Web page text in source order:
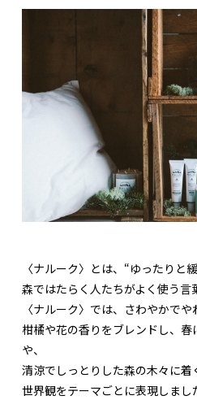
〈ナルーク〉とは、“ゆったりと
森ではたらく人たちがよく使う言
〈ナルーク〉では、さわやかで
柑橘や花の香りをブレンドし、
や、
清涼でしっとりした森の木々に着
世界観をテーマごとに表現しまし